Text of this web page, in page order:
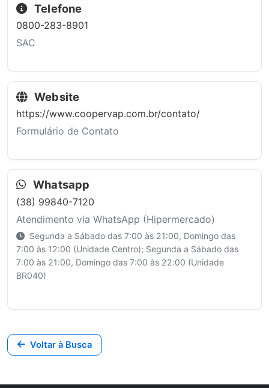
Telefone
0800-283-8901
SAC
Website
https://www.coopervap.com.br/contato/
Formulário de Contato
Whatsapp
(38) 99840-7120
Atendimento via WhatsApp (Hipermercado)
Segunda a Sábado das 7:00 às 21:00, Domingo das
7:00 às 12:00 (Unidade Centro); Segunda a Sábado das
7:00 às 21:00, Domingo das 7:00 às 22:00 (Unidade
BR040)
Voltar à Busca